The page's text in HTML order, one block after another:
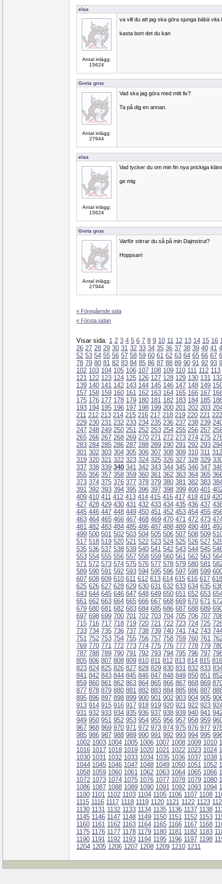
elaa
Antal inlägg:
15624
va vill du att jag ska göra sjunga bäbä vita
kasta bort det du kan
Greta grus
Antal inlägg:
27944
Vad ska jag göra med mitt liv?
Ta på dig en annan.
elaa
Antal inlägg:
15624
Vad tycker du om min fin nya prickiga
ge mig
Greta grus
Antal inlägg:
27944
Varför stirrar du så på min Dajmstrut?
Hoppsan!
« Föregående sida
« Första sidan
Visar sida: 1 2 3 4 5 6 7 8 9 10 11 12 13 14 15 16
26 27 28 29 30 31 32 33 34 35 36 37 38 39 40 41
52 53 54 55 56 57 58 59 60 61 62 63 64 65 66 67
78 79 80 81 82 83 84 85 86 87 88 89 90 91 92 93
102 103 104 105 106 107 108 109 110 111 112 113
121 122 123 124 125 126 127 128 129 130 131
139 140 141 142 143 144 145 146 147 148 149
157 158 159 160 161 162 163 164 165 166 167
175 176 177 178 179 180 181 182 183 184 185
193 194 195 196 197 198 199 200 201 202 203
211 212 213 214 215 216 217 218 219 220 221 222
229 230 231 232 233 234 235 236 237 238 239
247 248 249 250 251 252 253 254 255 256 257
265 266 267 268 269 270 271 272 273 274 275
283 284 285 286 287 288 289 290 291 292 293
301 302 303 304 305 306 307 308 309 310 311 312
319 320 321 322 323 324 325 326 327 328 329
337 338 339 340 341 342 343 344 345 346 347
355 356 357 358 359 360 361 362 363 364 365
373 374 375 376 377 378 379 380 381 382 383
391 392 393 394 395 396 397 398 399 400 401
409 410 411 412 413 414 415 416 417 418 419 420
427 428 429 430 431 432 433 434 435 436 437
445 446 447 448 449 450 451 452 453 454 455
463 464 465 466 467 468 469 470 471 472 473
481 482 483 484 485 486 487 488 489 490 491
499 500 501 502 503 504 505 506 507 508 509
517 518 519 520 521 522 523 524 525 526 527
535 536 537 538 539 540 541 542 543 544 545
553 554 555 556 557 558 559 560 561 562 563
571 572 573 574 575 576 577 578 579 580 581
589 590 591 592 593 594 595 596 597 598 599
607 608 609 610 611 612 613 614 615 616 617 618
625 626 627 628 629 630 631 632 633 634 635
643 644 645 646 647 648 649 650 651 652 653
661 662 663 664 665 666 667 668 669 670 671
679 680 681 682 683 684 685 686 687 688 689
697 698 699 700 701 702 703 704 705 706 707
715 716 717 718 719 720 721 722 723 724 725
733 734 735 736 737 738 739 740 741 742 743
751 752 753 754 755 756 757 758 759 760 761
769 770 771 772 773 774 775 776 777 778 779
787 788 789 790 791 792 793 794 795 796 797
805 806 807 808 809 810 811 812 813 814 815 816
823 824 825 826 827 828 829 830 831 832 833
841 842 843 844 845 846 847 848 849 850 851
859 860 861 862 863 864 865 866 867 868 869
877 878 879 880 881 882 883 884 885 886 887
895 896 897 898 899 900 901 902 903 904 905
913 914 915 916 917 918 919 920 921 922 923
931 932 933 934 935 936 937 938 939 940 941
949 950 951 952 953 954 955 956 957 958 959
967 968 969 970 971 972 973 974 975 976 977
985 986 987 988 989 990 991 992 993 994 995
1002 1003 1004 1005 1006 1007 1008 1009 1010
1016 1017 1018 1019 1020 1021 1022 1023 1024
1030 1031 1032 1033 1034 1035 1036 1037 1038
1044 1045 1046 1047 1048 1049 1050 1051 1052
1058 1059 1060 1061 1062 1063 1064 1065 1066
1072 1073 1074 1075 1076 1077 1078 1079 1080
1086 1087 1088 1089 1090 1091 1092 1093 1094
1100 1101 1102 1103 1104 1105 1106 1107 1108
1115 1116 1117 1118 1119 1120 1121 1122 1123
1130 1131 1132 1133 1134 1135 1136 1137 1138
1145 1146 1147 1148 1149 1150 1151 1152 1153
1160 1161 1162 1163 1164 1165 1166 1167 1168
1175 1176 1177 1178 1179 1180 1181 1182 1183
1190 1191 1192 1193 1194 1195 1196 1197 1198
1204 1205 1206 1207 1208 1209 1210 1211